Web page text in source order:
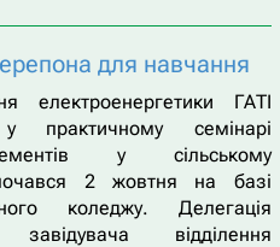
для навчання
електроенергетики ГАТІ
семінарі
у сільському
2 жовтня на базі
коледжу. Делегація
відділення